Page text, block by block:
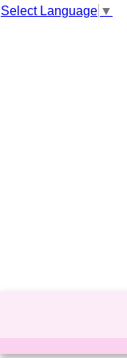
Select Language ▼